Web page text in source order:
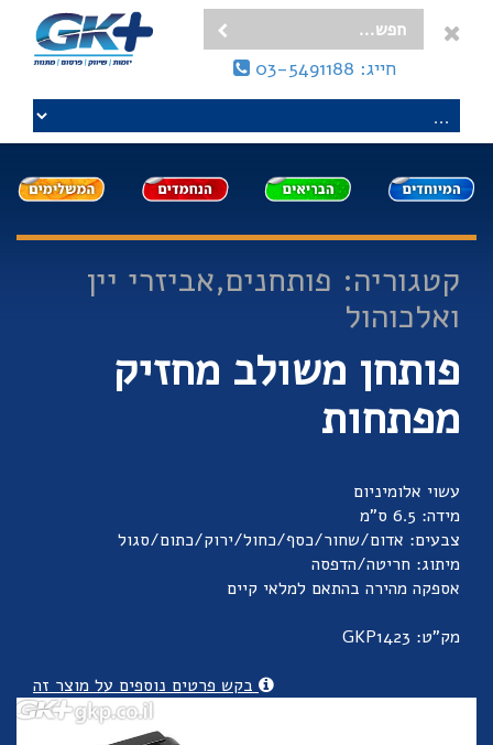
חייג: 03-5491188
קטגוריה: פותחנים,אביזרי יין
ואלכוהול
פותחן משולב מחזיק
מפתחות
עשוי אלומיניום
מידה: 6.5 ס"מ
צבעים: אדום/שחור/כסף/כחול/ירוק/כתום/סגול
מיתוג: חריטה/הדפסה
אספקה מהירה בהתאם למלאי קיים
מק"ט: GKP1423
בקש פרטים נוספים על מוצר זה